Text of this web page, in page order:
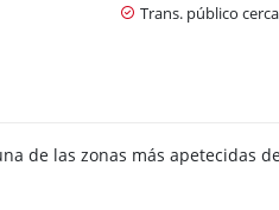
Trans. público
de las zonas más apetecidas